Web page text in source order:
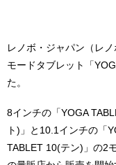
レノボ・ジャパン（レ
モードタブレット「
た。
8インチの「YOGA
ト)」と10.1インチの「
TABLET 10(テン)」の2